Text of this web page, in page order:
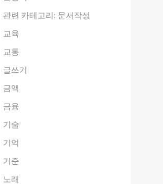
관련 카테고리: 문서작성
교육
교통
글쓰기
금액
금융
기술
기억
기준
노래